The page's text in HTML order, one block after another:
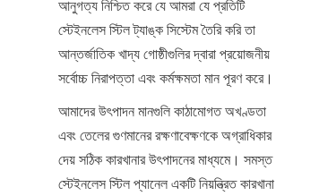
আনুগত্য নিশ্চিত করে যে আমরা যে প্রতিটি
স্টেইনলেস স্টিল ট্যাঙ্ক সিস্টেম তৈরি করি তা
আন্তর্জাতিক খাদ্য গোষ্ঠীগুলির দ্বারা প্রয়োজনীয়
সর্বোচ্চ নিরাপত্তা এবং কর্মক্ষমতা মান পূরণ করে।
আমাদের উৎপাদন মানগুলি কাঠামোগত অখণ্ডতা
এবং তেলের গুণমানের রক্ষণাবেক্ষণকে অগ্রাধিকার
দেয় সঠিক কারখানার উৎপাদনের মাধ্যমে। সমস্ত
স্টেইনলেস স্টিল প্যানেল একটি নিয়ন্ত্রিত কারখানা